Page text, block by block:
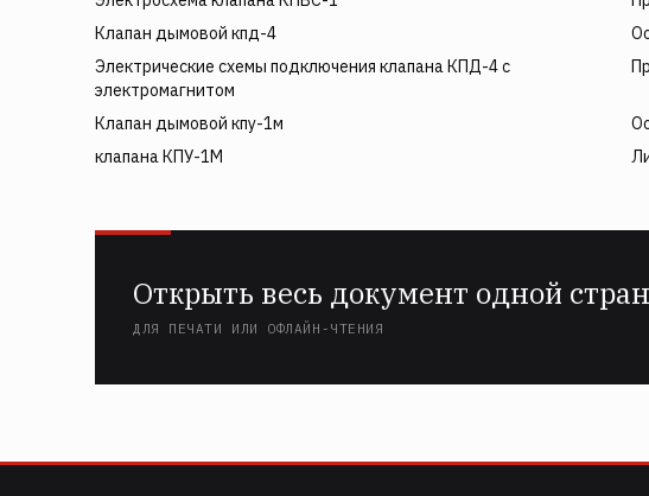
Клапан дымовой кпд-4
Электрические схемы подключения клапана КПД-4 с
электромагнитом
Клапан дымовой кпу-1м
клапана КПУ-1М
Открыть весь документ одной
ДЛЯ ПЕЧАТИ ИЛИ ОФЛАЙН-ЧТЕНИЯ